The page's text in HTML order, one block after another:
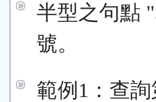
半型之句點 "
號。
範例1：查詢